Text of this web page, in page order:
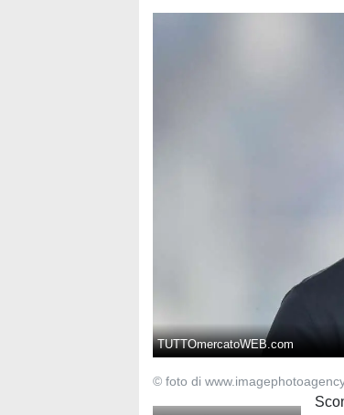
TUTTOmercatoWEB.com
© foto di